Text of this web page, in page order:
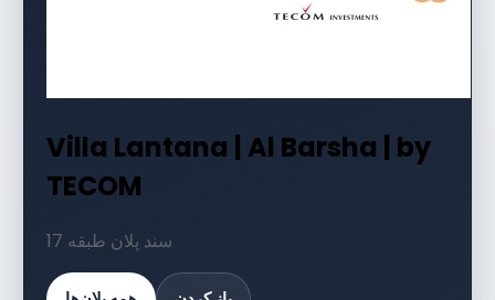
Villa Lantana | Al Barsha | by
TECOM
17 سند پلان طبقه